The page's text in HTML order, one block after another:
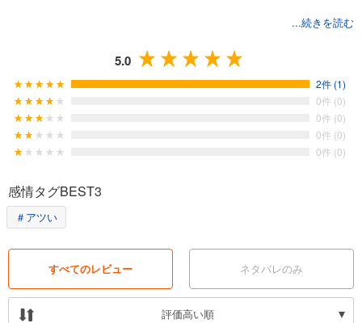
会社のホームページを「お客様の都合」に合わせて「カイゼン」し、
売上を伸ばす方法を大公開！
難しい知識は一切不要。
営業経験ゼロ、ウェブマーケティングの知識ゼロの、
元事務職の社員が、ホームページ担当になって、
「ホームページのことはよくわからない」という、社長さんこそ、必読
です。
●第１章 ホームページの売上があがらない
「たったひとつ」の理由
...続きを読む
5.0
2件 (1)
0件 (0)
0件 (0)
0件 (0)
0件 (0)
感情タグBEST3
＃アツい
すべてのレビュー ネタバレのみ
評価高い順